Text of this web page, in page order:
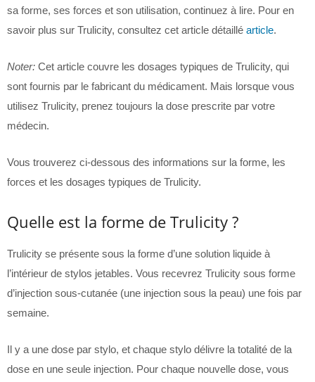
sa forme, ses forces et son utilisation, continuez à lire. Pour en
savoir plus sur Trulicity, consultez cet article détaillé article.
Noter: Cet article couvre les dosages typiques de Trulicity, qui
sont fournis par le fabricant du médicament. Mais lorsque vous
utilisez Trulicity, prenez toujours la dose prescrite par votre
médecin.
Vous trouverez ci-dessous des informations sur la forme, les
forces et les dosages typiques de Trulicity.
Quelle est la forme de Trulicity ?
Trulicity se présente sous la forme d’une solution liquide à
l’intérieur de stylos jetables. Vous recevrez Trulicity sous forme
d’injection sous-cutanée (une injection sous la peau) une fois par
semaine.
Il y a une dose par stylo, et chaque stylo délivre la totalité de la
dose en une seule injection. Pour chaque nouvelle dose, vous